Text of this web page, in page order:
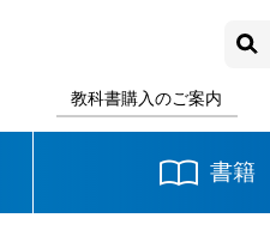
教科書購入のご案内
書籍